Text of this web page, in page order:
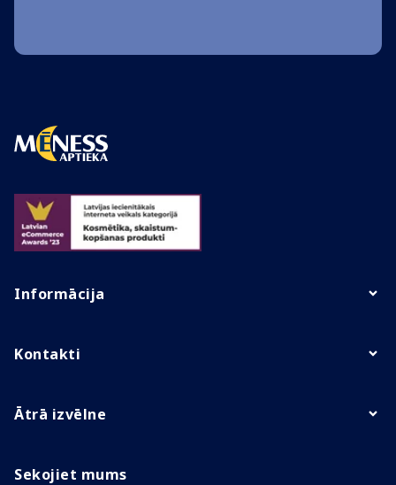
Informācija
Kontakti
Ātrā izvēlne
Sekojiet mums